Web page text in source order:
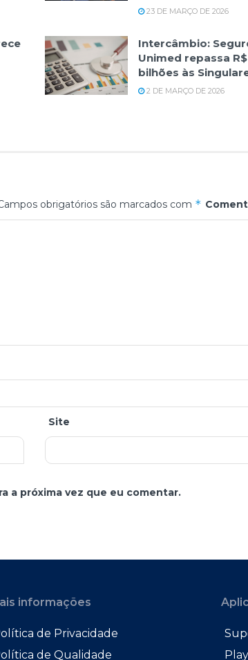
23 DE MARÇO DE 2026
Intercâmbio:
Unimed repassa
bilhões às
2 DE MARÇO DE 2026
obrigatórios são marcados com *
Site
a próxima vez que eu comentar.
informações
de Privacidade
de Qualidade